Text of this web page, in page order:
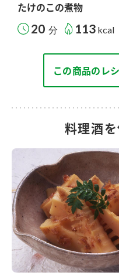
たけのこの煮物
20 分 113 kcal
この商品のレ
料理酒